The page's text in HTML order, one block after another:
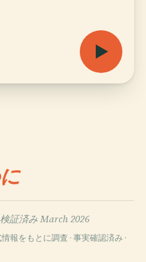
検証済み March 2026
をもとに調査 · 事実確認済み ·